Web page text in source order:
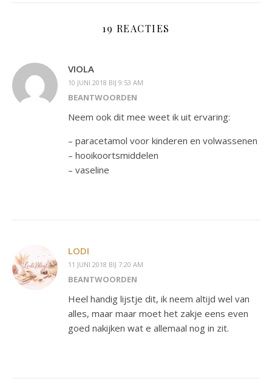
19 REACTIES
VIOLA
10 JUNI 2018 BIJ 9:53 AM
BEANTWOORDEN
Neem ook dit mee weet ik uit ervaring:
– paracetamol voor kinderen en volwassenen
– hooikoortsmiddelen
– vaseline
LODI
11 JUNI 2018 BIJ 7:20 AM
BEANTWOORDEN
Heel handig lijstje dit, ik neem altijd wel van
alles, maar maar moet het zakje eens even
goed nakijken wat e allemaal nog in zit.